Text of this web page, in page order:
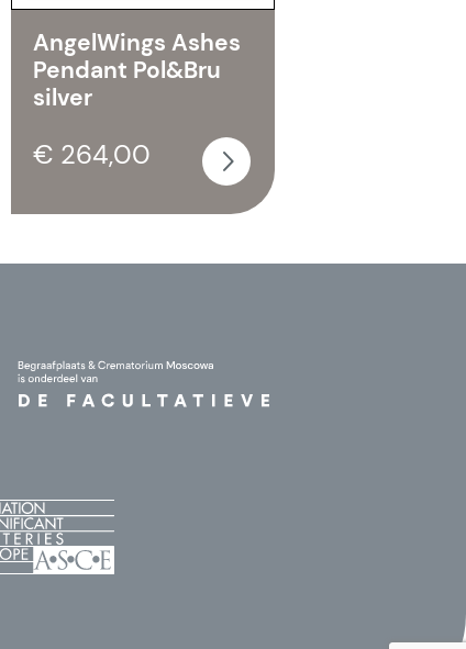
AngelWings Ashes
Pendant Pol&Bru
silver
€ 264,00